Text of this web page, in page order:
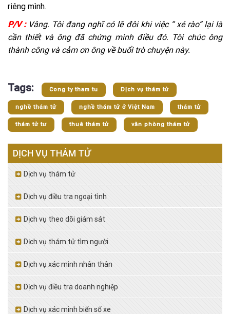
riêng mình.
P/V : Vâng. Tôi đang nghĩ có lẽ đôi khi việc “ xé rào” lại là
cần thiết và ông đã chứng minh điều đó. Tôi chúc ông
thành công và cảm ơn ông về buổi trò chuyện này.
Tags: Cong ty tham tu Dịch vụ thám tử
nghề thám tử nghề thám tử ở Việt Nam thám tử
thám tử tư thuê thám tử văn phòng thám tử
DỊCH VỤ THÁM TỬ
Dịch vụ thám tử
Dịch vụ điều tra ngoại tình
Dịch vụ theo dõi giám sát
Dịch vụ thám tử tìm người
Dịch vụ xác minh nhân thân
Dịch vụ điều tra doanh nghiệp
Dịch vụ xác minh biển số xe